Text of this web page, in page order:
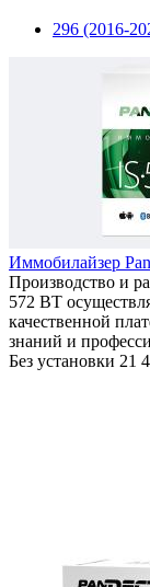
296 (2016-
Иммобилайзер
Производство и
572 BT
качественной
знаний и
Без установки 21